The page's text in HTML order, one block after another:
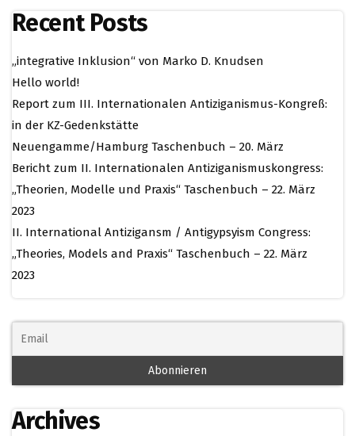
Recent Posts
„integrative Inklusion“ von Marko D. Knudsen
Hello world!
Report zum III. Internationalen Antiziganismus-Kongreß:
in der KZ-Gedenkstätte
Neuengamme/Hamburg Taschenbuch – 20. März
Bericht zum II. Internationalen Antiziganismuskongress:
„Theorien, Modelle und Praxis“ Taschenbuch – 22. März
2023
II. International Antizigansm / Antigypsyism Congress:
„Theories, Models and Praxis“ Taschenbuch – 22. März
2023
Archives